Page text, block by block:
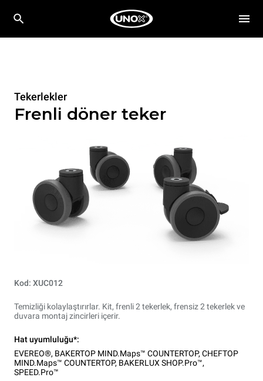
Tekerlekler
Frenli döner teker
Kod: XUC012
Temizliği kolaylaştırırlar. Kit, frenli 2 tekerlek, frensiz 2 tekerlek ve
duvara montaj zincirleri içerir.
Hat uyumluluğu*:
EVEREO®, BAKERTOP MIND.Maps™ COUNTERTOP, CHEFTOP
MIND.Maps™ COUNTERTOP, BAKERLUX SHOP.Pro™,
SPEED.Pro™